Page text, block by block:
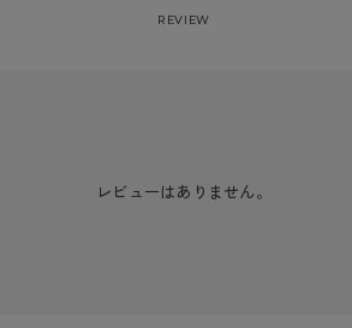
REVIEW
レビューはありません。